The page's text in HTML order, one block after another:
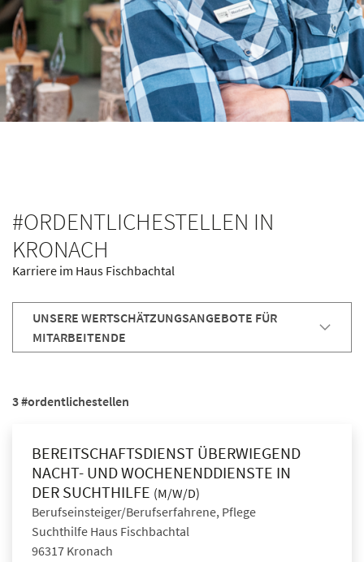
#ORDENTLICHESTELLEN IN
KRONACH
Karriere im Haus Fischbachtal
UNSERE WERTSCHÄTZUNGSANGEBOTE FÜR
MITARBEITENDE
3 #ordentlichestellen
BEREITSCHAFTSDIENST ÜBERWIEGEND
NACHT- UND WOCHENENDDIENSTE IN
DER SUCHTHILFE (M/W/D)
Berufseinsteiger/Berufserfahrene, Pflege
Suchthilfe Haus Fischbachtal
96317 Kronach